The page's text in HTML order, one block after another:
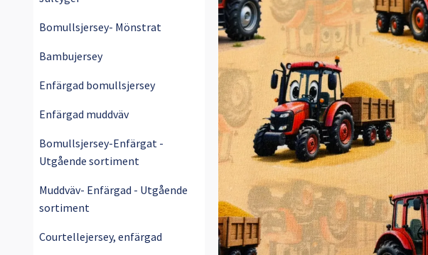
Bomullsjersey- Mönstrat
Bambujersey
Enfärgad bomullsjersey
Enfärgad muddväv
Bomullsjersey-Enfärgat -
Utgående sortiment
Muddväv- Enfärgad - Utgående
sortiment
Courtellejersey, enfärgad